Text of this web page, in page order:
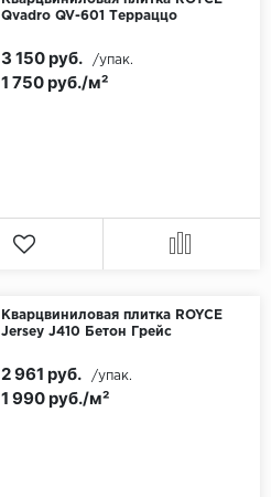
Qvadro QV-601 Терраццо
1 750 руб./м²
3 150 руб. /упак.
Кварцвиниловая плитка ROYCE
Jersey J410 Бетон Грейс
1 990 руб./м²
2 961 руб. /упак.